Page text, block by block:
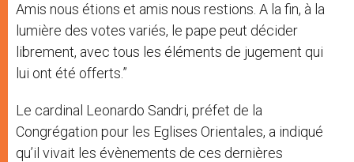
Amis nous étions et amis nous restions. A la fin, à la
lumière des votes variés, le pape peut décider
librement, avec tous les éléments de jugement qui
lui ont été offerts.”
Le cardinal Leonardo Sandri, préfet de la
Congrégation pour les Eglises Orientales, a indiqué
qu’il vivait les évènements de ces dernières